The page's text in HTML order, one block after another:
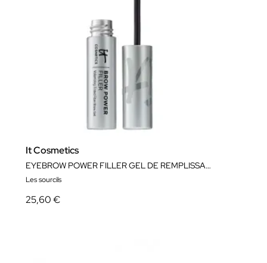
It Cosmetics
EYEBROW POWER FILLER GEL DE REMPLISSAGE DES SOURCILS
Les sourcils
25,60 €